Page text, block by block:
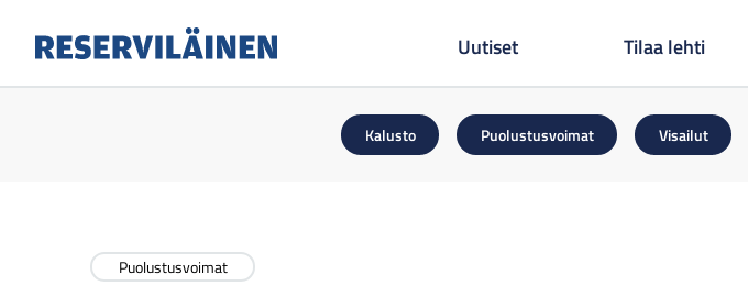
Uutiset Tilaa lehti
Kalusto Puolustusvoimat Visailut
Puolustusvoimat